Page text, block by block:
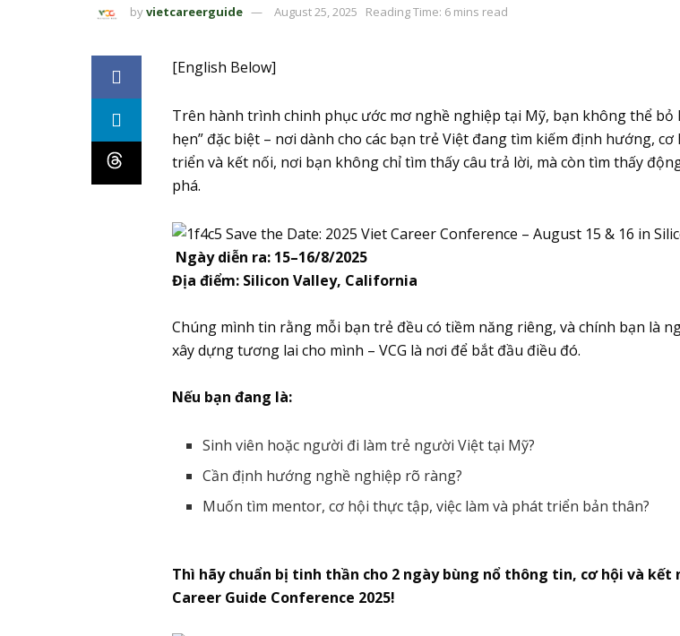
byvietcareerguide August 25, 2025 Reading Time: 6 mins read
[English Below]
Trên hành trình chinh phục ước mơ nghề nghiệp tại Mỹ, bạn không thể bỏ
hẹn” đặc biệt – nơi dành cho các bạn trẻ Việt đang tìm kiếm định hướng,
triển và kết nối, nơi bạn không chỉ tìm thấy câu trả lời, mà còn tìm thấy
phá.
Ngày diễn ra: 15–16/8/2025
Địa điểm: Silicon Valley, California
Chúng mình tin rằng mỗi bạn trẻ đều có tiềm năng riêng, và chính bạn là
xây dựng tương lai cho mình – VCG là nơi để bắt đầu điều đó.
Nếu bạn đang là:
Sinh viên hoặc người đi làm trẻ người Việt tại Mỹ?
Cần định hướng nghề nghiệp rõ ràng?
Muốn tìm mentor, cơ hội thực tập, việc làm và phát triển bản thân?
Thì hãy chuẩn bị tinh thần cho 2 ngày bùng nổ thông tin, cơ hội và kết
Career Guide Conference 2025!